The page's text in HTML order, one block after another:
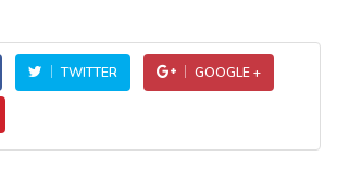
TWITTER GOOGLE +